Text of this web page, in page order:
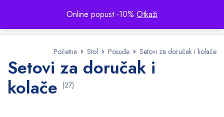
Online popust -10% Otkaži
Početna Stol Posuđe Setovi za doručak i kolače
Setovi za doručak i
kolače (27)